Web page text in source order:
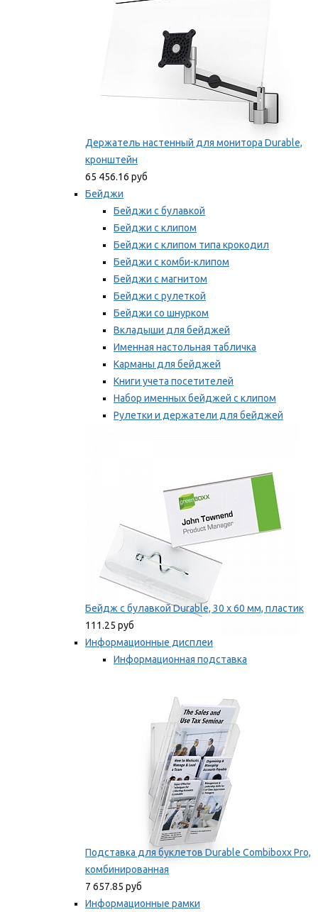
Держатель настенный для монитора Durable,
кронштейн
65 456.16 руб
Бейджи
Бейджи с булавкой
Бейджи с клипом
Бейджи с клипом типа крокодил
Бейджи с комби-клипом
Бейджи с магнитом
Бейджи с рулеткой
Бейджи со шнурком
Вкладыши для бейджей
Именная настольная табличка
Карманы для бейджей
Книги учета посетителей
Набор именных бейджей с клипом
Рулетки и держатели для бейджей
Бейдж с булавкой Durable, 30 х 60 мм, пластик
111.25 руб
Информационные дисплеи
Информационная подставка
Подставка для буклетов Durable Combiboxx Pro,
комбинированная
7 657.85 руб
Информационные рамки